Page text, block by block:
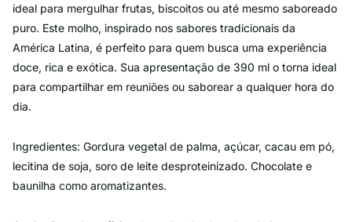
ideal para mergulhar frutas, biscoitos ou até mesmo saboreado
puro. Este molho, inspirado nos sabores tradicionais da
América Latina, é perfeito para quem busca uma experiência
doce, rica e exótica. Sua apresentação de 390 ml o torna ideal
para compartilhar em reuniões ou saborear a qualquer hora do
dia.
Ingredientes: Gordura vegetal de palma, açúcar, cacau em pó,
lecitina de soja, soro de leite desproteinizado. Chocolate e
baunilha como aromatizantes.